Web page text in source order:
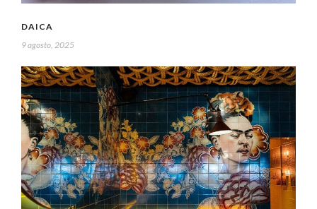
DAICA
9 agosto, 2025